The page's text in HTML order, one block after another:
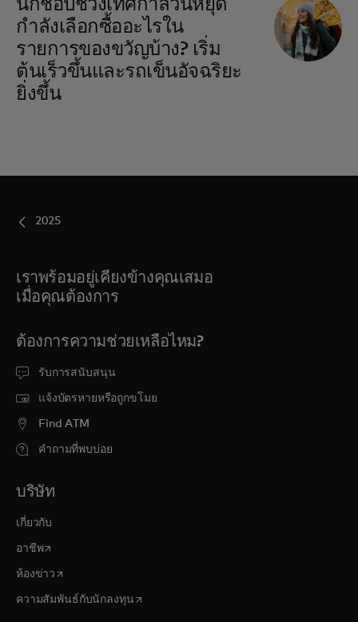
นักช้อปช่วงเทศกาลวันหยุด
กำลังเลือกซื้ออะไรใน
รายการของขวัญบ้าง? เริ่ม
ต้นเร็วขึ้นและรถเข็นอัจฉริยะ
ยิ่งขึ้น
2025
เราพร้อมอยู่เคียงข้างคุณเสมอ
เมื่อคุณต้องการ
ต้องการความช่วยเหลือไหม?
รับการสนับสนุน
แจ้งบัตรหายหรือถูกขโมย
Find ATM
คำถามที่พบบ่อย
บริษัท
เกี่ยวกับ
อาชีพopens in a new tab
ห้องข่าว opens in a new tab
ความสัมพันธ์กับนักลงทุนopens in a new tab